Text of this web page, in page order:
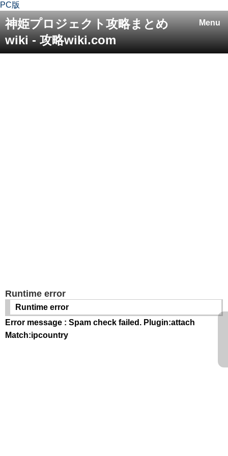
PC版
Menu
神姫プロジェクト攻略まとめ
wiki - 攻略wiki.com
Runtime error
Runtime error
Error message : Spam check failed. Plugin:attach
Match:ipcountry